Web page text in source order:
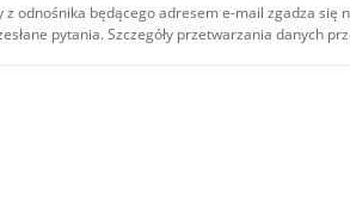
odnośnika będącego adresem e-mail zgadza się
pytania. Szczegóły przetwarzania danych